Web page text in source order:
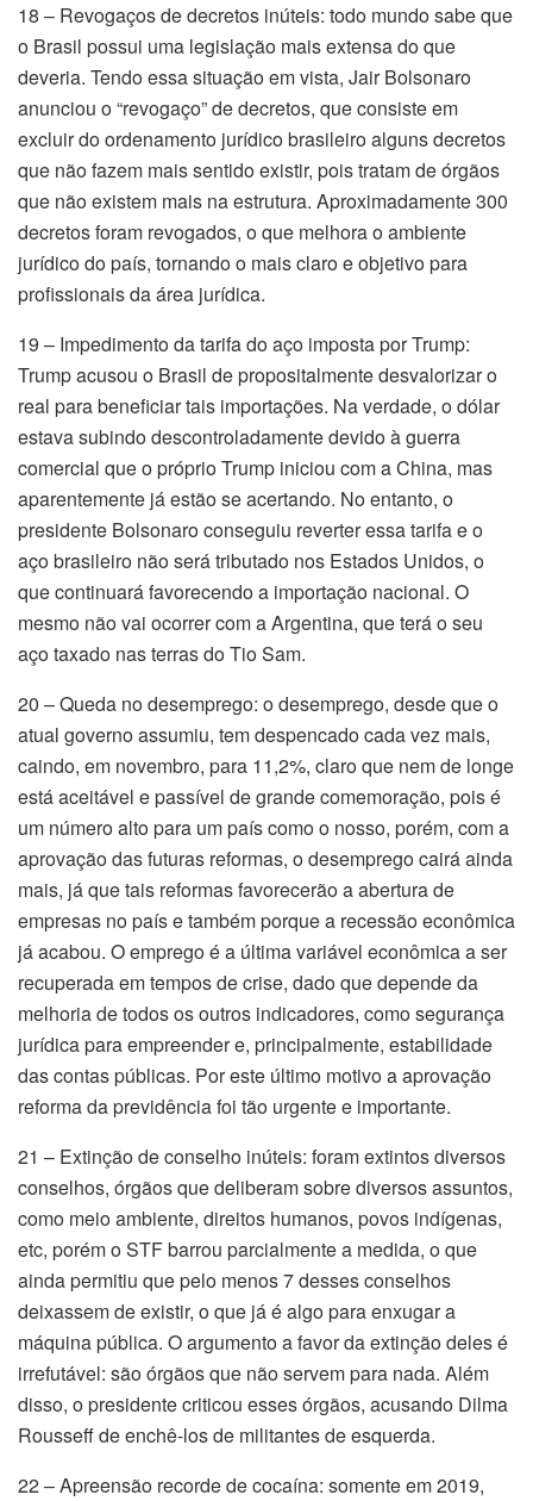
18 – Revogaços de decretos inúteis: todo mundo sabe que
o Brasil possui uma legislação mais extensa do que
deveria. Tendo essa situação em vista, Jair Bolsonaro
anunciou o “revogaço” de decretos, que consiste em
excluir do ordenamento jurídico brasileiro alguns decretos
que não fazem mais sentido existir, pois tratam de órgãos
que não existem mais na estrutura. Aproximadamente 300
decretos foram revogados, o que melhora o ambiente
jurídico do país, tornando o mais claro e objetivo para
profissionais da área jurídica.
19 – Impedimento da tarifa do aço imposta por Trump:
Trump acusou o Brasil de propositalmente desvalorizar o
real para beneficiar tais importações. Na verdade, o dólar
estava subindo descontroladamente devido à guerra
comercial que o próprio Trump iniciou com a China, mas
aparentemente já estão se acertando. No entanto, o
presidente Bolsonaro conseguiu reverter essa tarifa e o
aço brasileiro não será tributado nos Estados Unidos, o
que continuará favorecendo a importação nacional. O
mesmo não vai ocorrer com a Argentina, que terá o seu
aço taxado nas terras do Tio Sam.
20 – Queda no desemprego: o desemprego, desde que o
atual governo assumiu, tem despencado cada vez mais,
caindo, em novembro, para 11,2%, claro que nem de longe
está aceitável e passível de grande comemoração, pois é
um número alto para um país como o nosso, porém, com a
aprovação das futuras reformas, o desemprego cairá ainda
mais, já que tais reformas favorecerão a abertura de
empresas no país e também porque a recessão econômica
já acabou. O emprego é a última variável econômica a ser
recuperada em tempos de crise, dado que depende da
melhoria de todos os outros indicadores, como segurança
jurídica para empreender e, principalmente, estabilidade
das contas públicas. Por este último motivo a aprovação
reforma da previdência foi tão urgente e importante.
21 – Extinção de conselho inúteis: foram extintos diversos
conselhos, órgãos que deliberam sobre diversos assuntos,
como meio ambiente, direitos humanos, povos indígenas,
etc, porém o STF barrou parcialmente a medida, o que
ainda permitiu que pelo menos 7 desses conselhos
deixassem de existir, o que já é algo para enxugar a
máquina pública. O argumento a favor da extinção deles é
irrefutável: são órgãos que não servem para nada. Além
disso, o presidente criticou esses órgãos, acusando Dilma
Rousseff de enchê-los de militantes de esquerda.
22 – Apreensão recorde de cocaína: somente em 2019,